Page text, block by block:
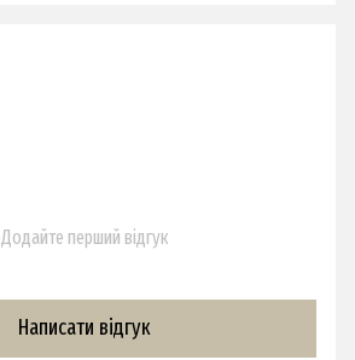
Додайте перший відгук
Написати відгук